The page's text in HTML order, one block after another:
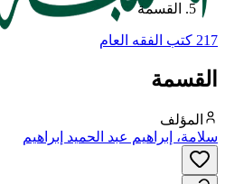
القسمة
217 كتب الفقه العام
القسمة
المؤلف
سلامة، إبراهيم عبد الحميد إبراهيم